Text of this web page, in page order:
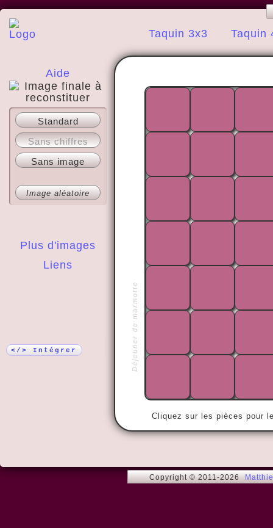
Taquin 3x3 Taquin
Aide
A propos
Plus d'images
Liens
Standard
Sans chiffres
Sans image
Image aléatoire
</> Intégrer Déjeuner de marmotte
Cliquez sur les pièces pour
suédine
Copyright © 2011-2026